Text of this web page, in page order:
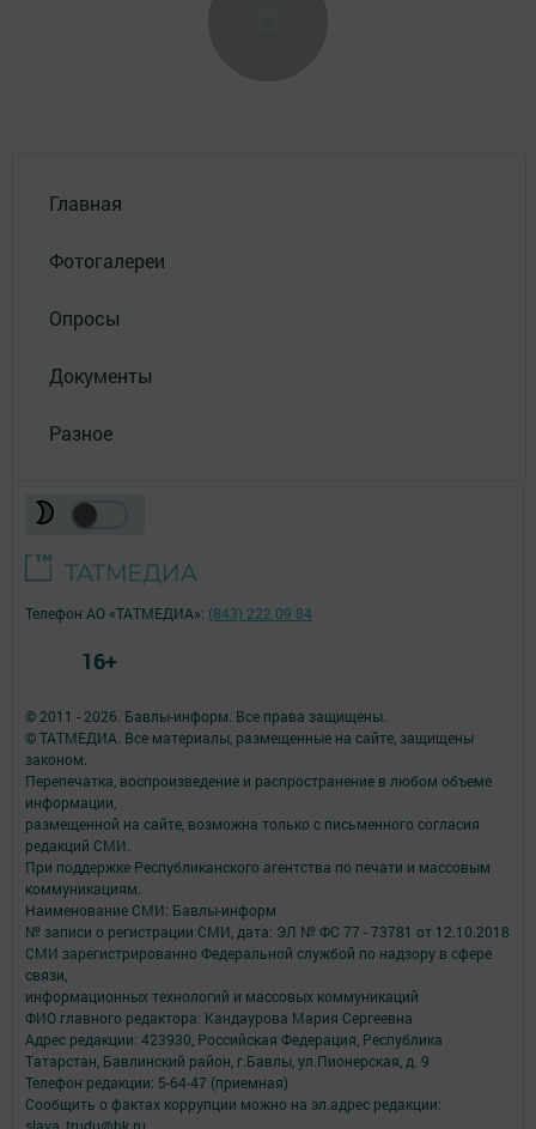
Главная
Фотогалереи
Опросы
Документы
Разное
© 2011 - 2026. Бавлы-информ. Все права защищены.
© ТАТМЕДИА. Все материалы, размещенные на сайте, защищены
законом.
Перепечатка, воспроизведение и распространение в любом объеме
информации,
размещенной на сайте, возможна только с письменного согласия
редакций СМИ.
При поддержке Республиканского агентства по печати и массовым
коммуникациям.
Наименование СМИ: Бавлы-информ
№ записи о регистрации СМИ, дата: ЭЛ № ФС 77 - 73781 от 12.10.2018
СМИ зарегистрированно Федеральной службой по надзору в сфере
связи,
информационных технологий и массовых коммуникаций
ФИО главного редактора: Кандаурова Мария Сергеевна
Адрес редакции: 423930, Российская Федерация, Республика
Татарстан, Бавлинский район, г.Бавлы, ул.Пионерская, д. 9
Телефон редакции: 5-64-47 (приемная)
Сообщить о фактах коррупции можно на эл.адрес редакции:
slava_trudu@bk.ru
Телефон АО «ТАТМЕДИА»: (843) 222 09 84
16+